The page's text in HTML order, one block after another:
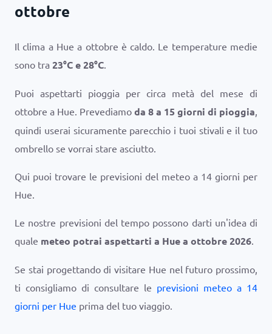
ottobre
Il clima a Hue a ottobre è caldo. Le temperature medie
sono tra 23°Ce28°C.
Puoi aspettarti pioggia per circa metà del mese di
ottobre a Hue. Prevediamo da 8 a 15 giorni di pioggia,
quindi userai sicuramente parecchio i tuoi stivali e il tuo
ombrello se vorrai stare asciutto.
Qui puoi trovare le previsioni del meteo a 14 giorni per
Hue.
Le nostre previsioni del tempo possono darti un'idea di
quale meteo potrai aspettarti a Hue a ottobre 2026.
Se stai progettando di visitare Hue nel futuro prossimo,
ti consigliamo di consultare le previsioni meteo a 14
giorni per Hue prima del tuo viaggio.